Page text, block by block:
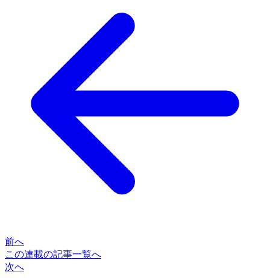
前へ
この連載の記事一覧へ
次へ